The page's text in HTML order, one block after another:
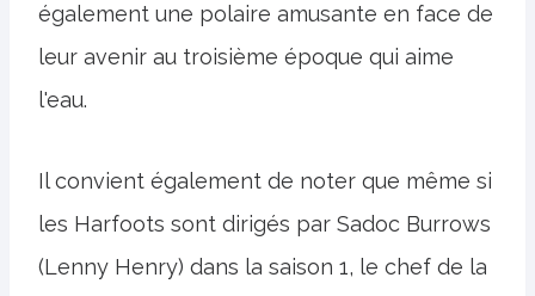
également une polaire amusante en face de
leur avenir au troisième époque qui aime
l'eau.
Il convient également de noter que même si
les Harfoots sont dirigés par Sadoc Burrows
(Lenny Henry) dans la saison 1, le chef de la